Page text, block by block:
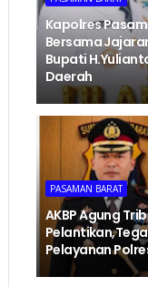
Kapolres
Bersama
Bupati
Daerah
PASAMAN BARAT
AKBP Agung
Pelayanan